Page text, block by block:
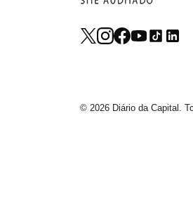
© 2026 Diário da Capital.